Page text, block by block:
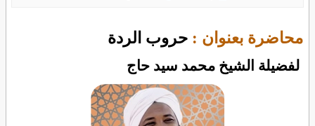
محاضرة بعنوان : حروب الردة
لفضيلة الشيخ محمد سيد حاج